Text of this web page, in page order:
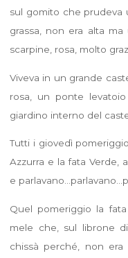
sul gomito che prudeva
grassa, non era alta
scarpine, rosa, molto
Viveva in un grande
rosa, un ponte
giardino interno del
Tutti i giovedì
Azzurra e la fata Verde,
e
Quel pomeriggio la
mele che, sul librone
chissà perché, non